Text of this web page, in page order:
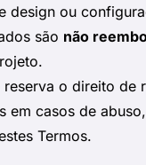
design ou
são não
reserva o direito de
em casos de
Termos.